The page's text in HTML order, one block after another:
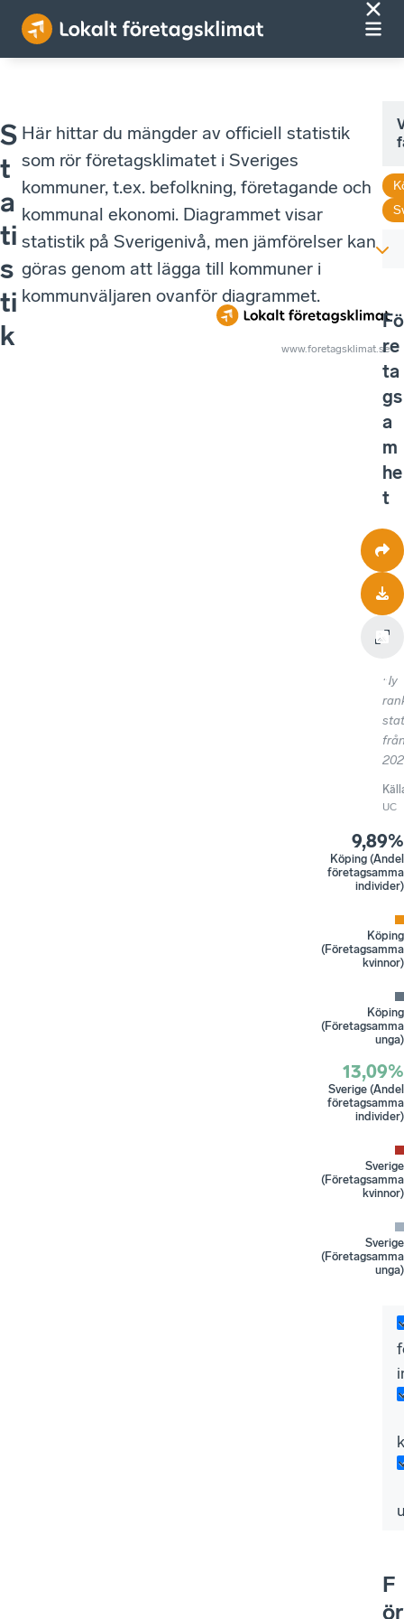
S
t
a
ti
s
ti
k
Här hittar du mängder av officiell statistik
som rör företagsklimatet i Sveriges
kommuner, t.ex. befolkning, företagande och
kommunal ekonomi. Diagrammet visar
statistik på Sverigenivå, men jämförelser kan
göras genom att lägga till kommuner i
kommunväljaren ovanför diagrammet.
www.foretagsklimat.se
Fö
re
ta
gs
a
m
he
t
Ny
UC
9,89%
Köping (Andel
företagsamma
individer)
Köping
(Företagsamma
kvinnor)
Köping
(Företagsamma
unga)
13,09%
Sverige (Andel
företagsamma
individer)
Sverige
(Företagsamma
kvinnor)
Sverige
(Företagsamma
unga)
F
ör